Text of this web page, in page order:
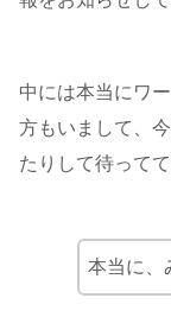
中には本当にワ
方もいまして、
たりして待って
本当に、